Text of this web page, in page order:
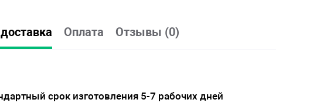
Оплата Отзывы (0)
срок изготовления 5-7 рабочих дней